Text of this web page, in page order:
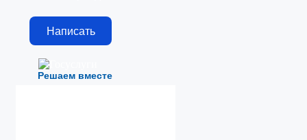
Решаем вместе
Написать